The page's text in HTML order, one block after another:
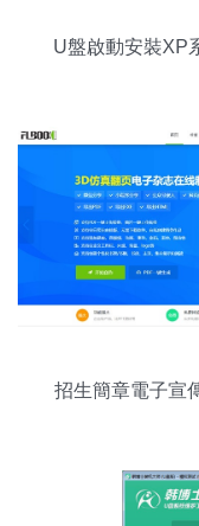
U盤啟動安裝XP
招生簡章電子宣